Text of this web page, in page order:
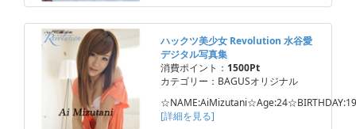
ハックツ美少女 Revolution 水谷愛
デジタル写真集
消費ポイント： 1500Pt
カテゴリー：BAGUSオリジナル
[詳細を見る]